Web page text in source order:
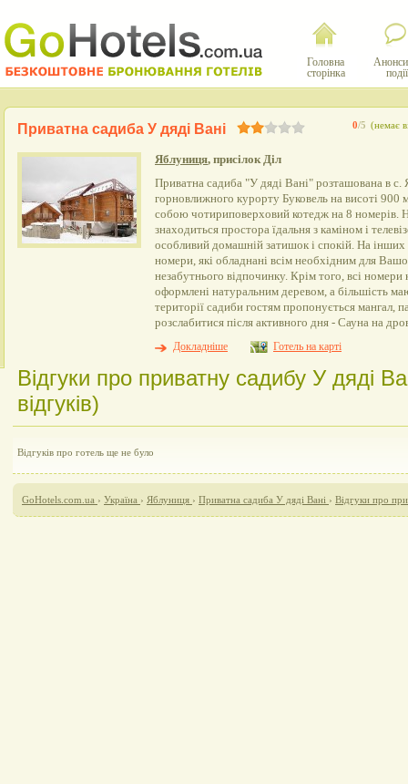
Головна
сторінка
події
0/5 (немає
Приватна садиба У дяді Вані
Яблуниця, присілок Діл
Приватна садиба "У дяді Вані" розташована в с.
горновлижного курорту Буковель на висоті 900
собою чотириповерховий котедж на 8 номерів.
знаходиться простора їдальня з каміном і
особливий домашній затишок і спокій. На інших
номери, які обладнані всім необхідним для
незабутнього відпочинку. Крім того, всі
оформлені натуральним деревом, а більшість
території садиби гостям пропонується мангал,
розслабитися після активного дня - Сауна на
Докладніше
Готель на карті
Відгуки про приватну садибу У дяді
відгуків)
Відгуків про готель ще не було
GoHotels.com.ua › Україна › Яблуниця › Приватна садиба У дяді Вані › Відгуки про